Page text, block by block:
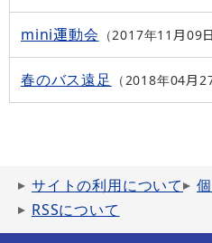
mini運動会 2017年11月09日
春のバス遠足 2018年04月
サイトの利用について
RSSについて